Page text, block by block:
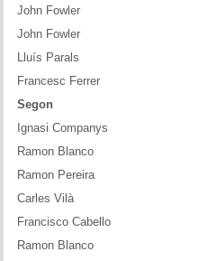
John Fowler
John Fowler
Lluís Parals
Francesc Ferrer
Segon
Ignasi Companys
Ramon Blanco
Ramon Pereira
Carles Vilà
Francisco Cabello
Ramon Blanco